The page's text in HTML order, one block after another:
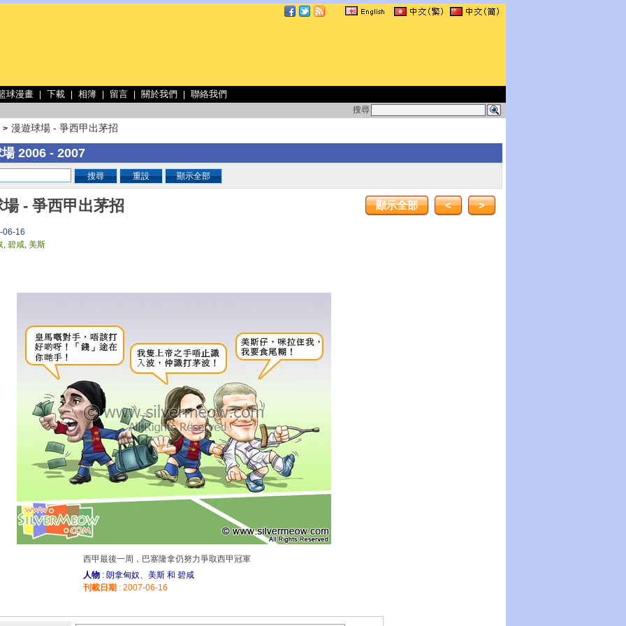
球漫畫 下載 相簿 留言 關於我們 聯絡我們
搜尋
> 漫遊球場 - 爭西甲出茅招
2006 - 2007
搜尋 重設 顯示全部
- 爭西甲出茅招 顯示全部 < >
06-16
, 碧咸, 美斯
西甲最後一周，巴塞隆拿仍努力爭取西甲冠軍
人物 : 朗拿甸奴、美斯 和 碧咸
刊載日期 : 2007-06-16